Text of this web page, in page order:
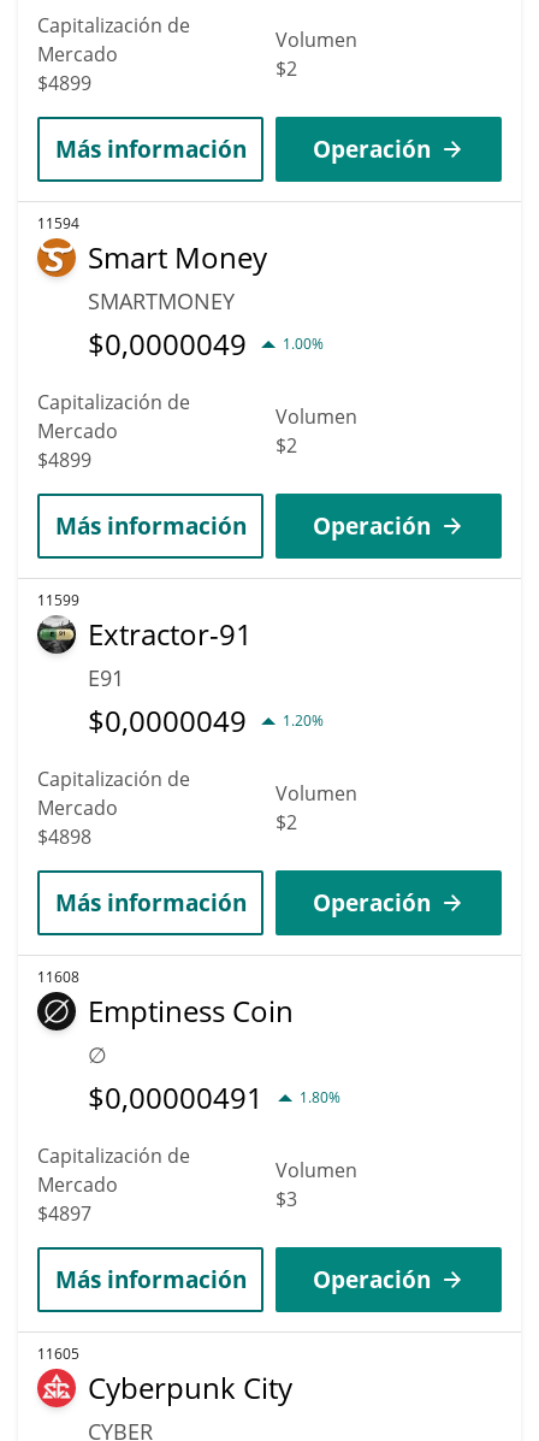
Capitalización de
Mercado
$4899
Volumen
$2
Más información Operación
11594
Smart Money
SMARTMONEY
$0,0000049 1.00%
Capitalización de
Mercado
$4899
Volumen
$2
Más información Operación
11599
Extractor-91
E91
$0,0000049 1.20%
Capitalización de
Mercado
$4898
Volumen
$2
Más información Operación
11608
Emptiness Coin
∅
$0,00000491 1.80%
Capitalización de
Mercado
$4897
Volumen
$3
Más información Operación
11605
Cyberpunk City
CYBER